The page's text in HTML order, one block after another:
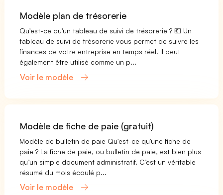
Modèle plan de trésorerie
Qu'est-ce qu'un tableau de suivi de trésorerie ? 💶 Un
tableau de suivi de trésorerie vous permet de suivre les
finances de votre entreprise en temps réel. Il peut
également être utilisé comme un p...
Voir le modèle
Modèle de fiche de paie (gratuit)
Modèle de bulletin de paie Qu'est-ce qu'une fiche de
paie ? La fiche de paie, ou bulletin de paie, est bien plus
qu’un simple document administratif. C’est un véritable
résumé du mois écoulé p...
Voir le modèle